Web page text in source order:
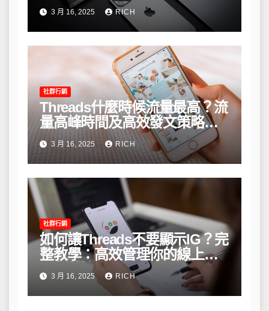
3 月 16, 2025 RICH
社群行銷
Threads什麼時候流量最高？流
量高峰時間及高效發文策略攻
略3 月 16, 2025 RICH
社群行銷
如何讓Threads不要顯示IG？完
整教學：高效管理你的線上隱
私與數據安全
3 月 16, 2025 RICH